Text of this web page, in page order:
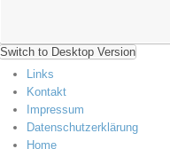
Switch to Desktop Version
Links
Kontakt
Impressum
Datenschutzerklärung
Home